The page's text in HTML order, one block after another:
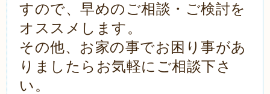
すので、早めのご相談・ご検討を
オススメします。
その他、お家の事でお困り事があ
りましたらお気軽にご相談下さ
い。